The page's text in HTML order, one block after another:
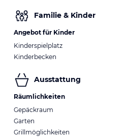
Familie & Kinder
Angebot für Kinder
Kinderspielplatz
Kinderbecken
Ausstattung
Räumlichkeiten
Gepäckraum
Garten
Grillmöglichkeiten